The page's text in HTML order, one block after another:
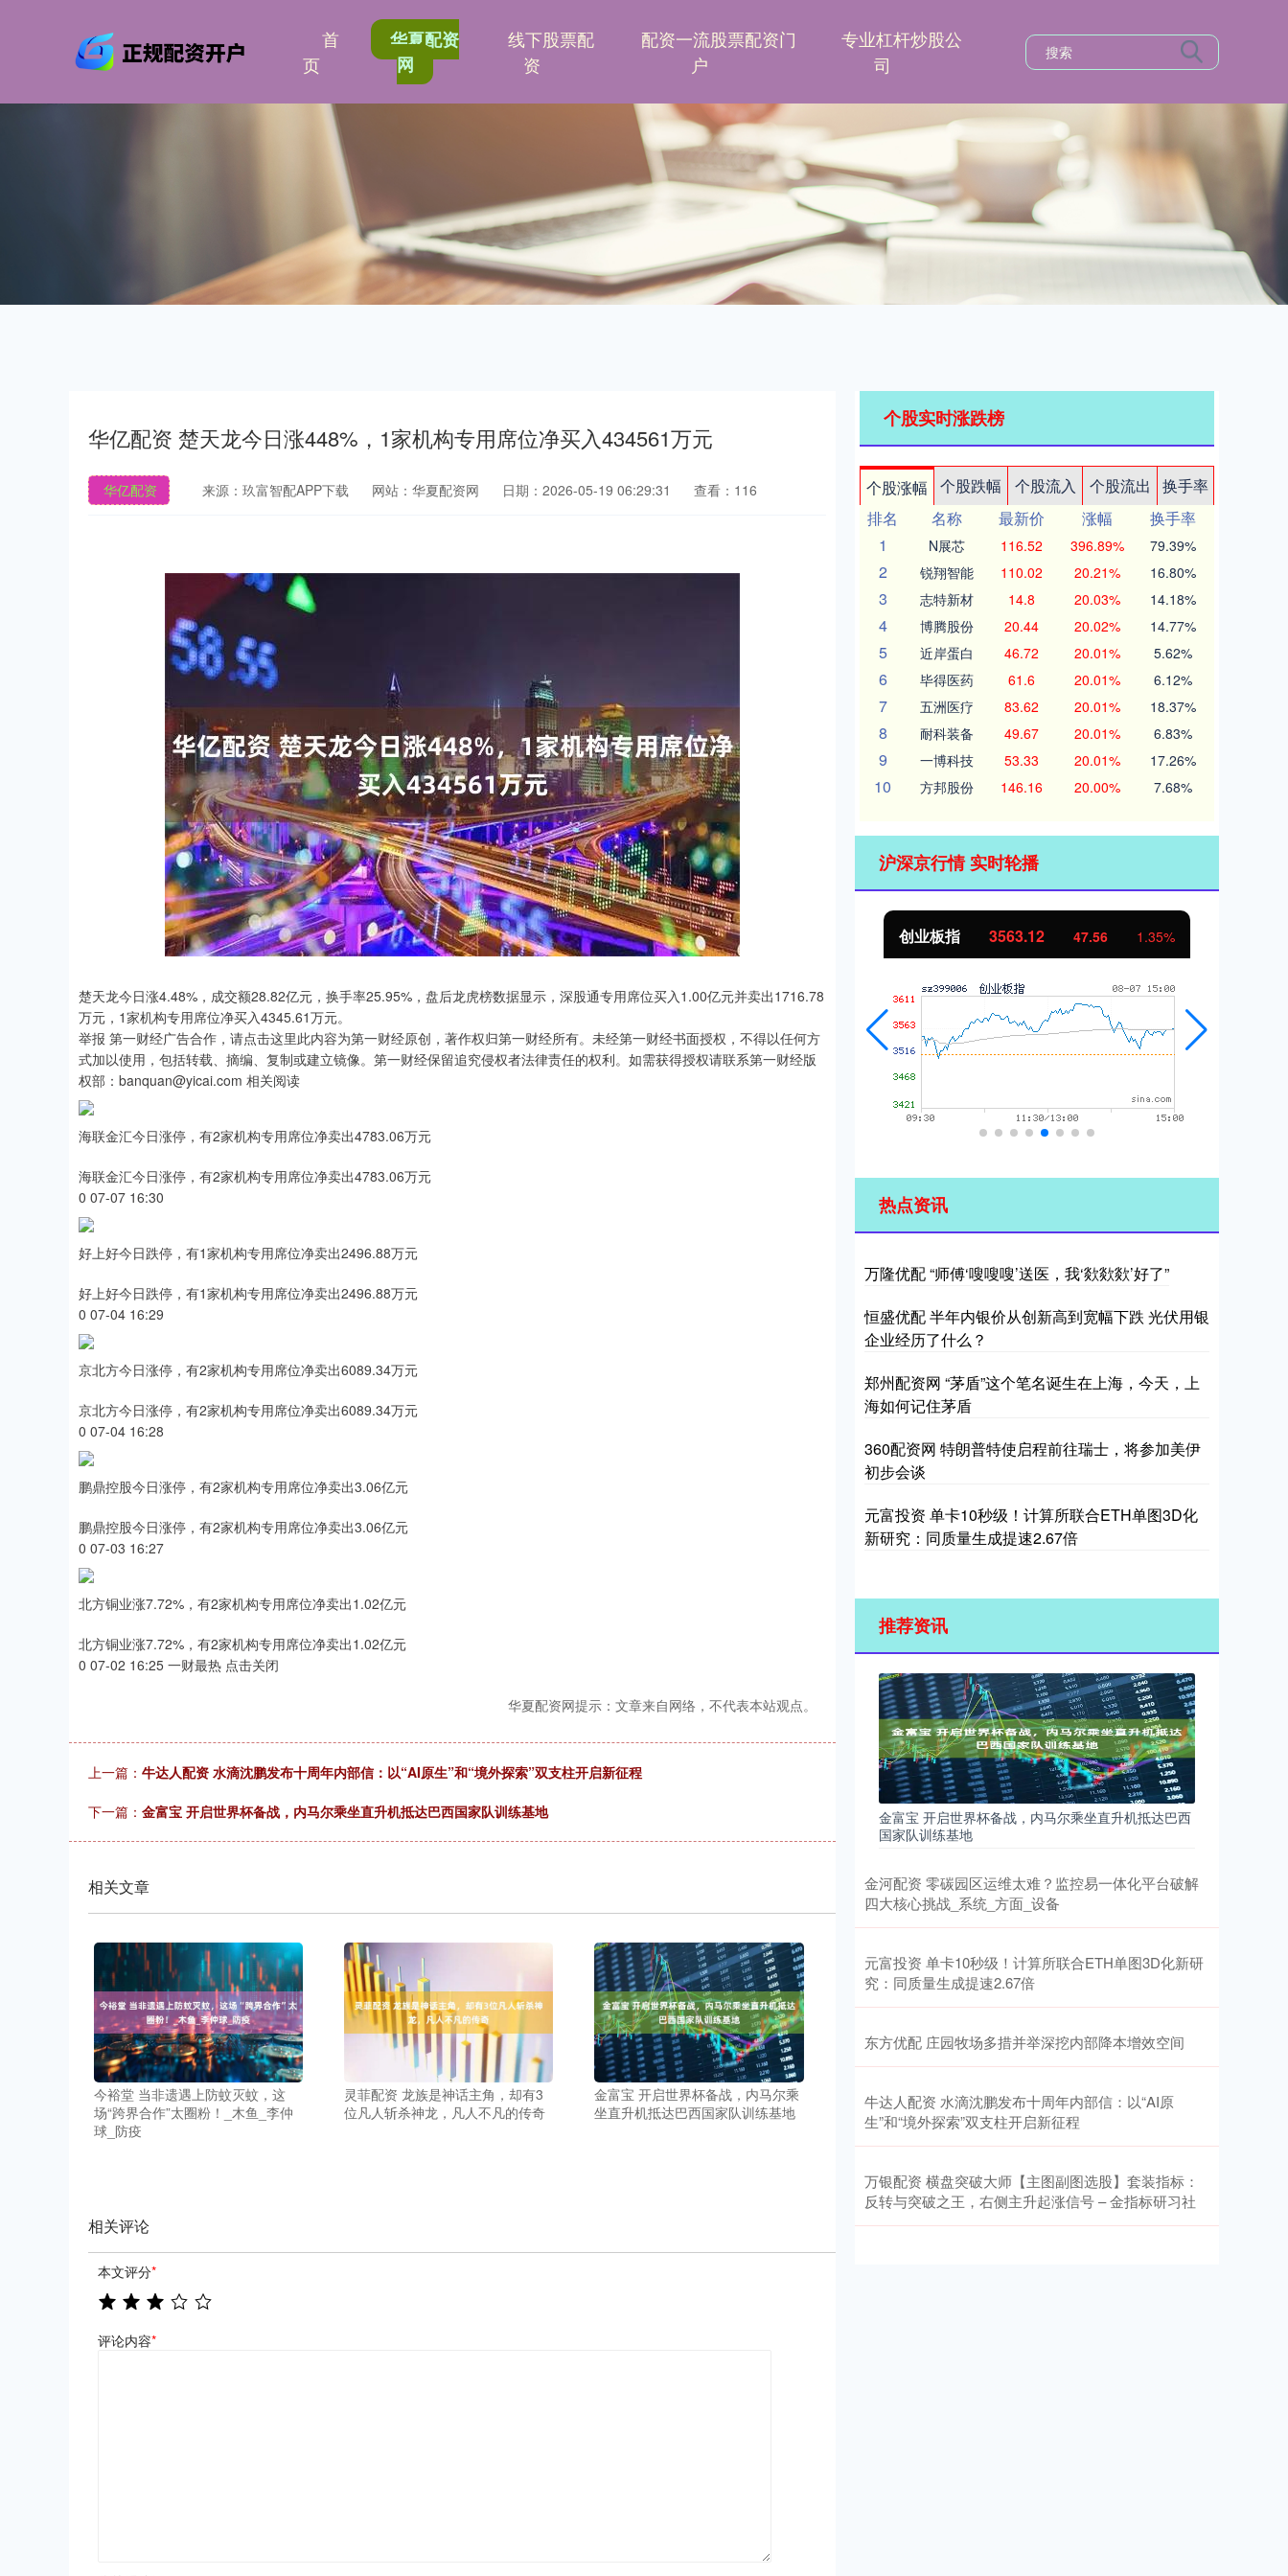
首
页
华夏配资
网
线下股票配
资
配资一流股票配资门
户
专业杠杆炒股公
司
华亿配资 楚天龙今日涨448%，1家机构专用席位净买入434561万元
华亿配资 来源：玖富智配APP下载 网站：华夏配资网 日期：2026-05-19 06:29:31 查看：116
楚天龙今日涨4.48%，成交额28.82亿元，换手率25.95%，盘后龙虎榜数据显示，深股通专用席位买入1.00亿元并卖出1716.78
万元，1家机构专用席位净买入4345.61万元。
举报 第一财经广告合作，请点击这里此内容为第一财经原创，著作权归第一财经所有。未经第一财经书面授权，不得以任何方
式加以使用，包括转载、摘编、复制或建立镜像。第一财经保留追究侵权者法律责任的权利。如需获得授权请联系第一财经版
权部：banquan@yicai.com 相关阅读
海联金汇今日涨停，有2家机构专用席位净卖出4783.06万元
海联金汇今日涨停，有2家机构专用席位净卖出4783.06万元
0 07-07 16:30
好上好今日跌停，有1家机构专用席位净卖出2496.88万元
好上好今日跌停，有1家机构专用席位净卖出2496.88万元
0 07-04 16:29
京北方今日涨停，有2家机构专用席位净卖出6089.34万元
京北方今日涨停，有2家机构专用席位净卖出6089.34万元
0 07-04 16:28
鹏鼎控股今日涨停，有2家机构专用席位净卖出3.06亿元
鹏鼎控股今日涨停，有2家机构专用席位净卖出3.06亿元
0 07-03 16:27
北方铜业涨7.72%，有2家机构专用席位净卖出1.02亿元
北方铜业涨7.72%，有2家机构专用席位净卖出1.02亿元
0 07-02 16:25 一财最热 点击关闭
华夏配资网提示：文章来自网络，不代表本站观点。
上一篇： 牛达人配资 水滴沈鹏发布十周年内部信：以“AI原生”和“境外探索”双支柱开启新征程
下一篇： 金富宝 开启世界杯备战，内马尔乘坐直升机抵达巴西国家队训练基地
相关文章
今裕堂 当非遗遇上防蚊灭蚊，这
场“跨界合作”太圈粉！_木鱼_李仲
球_防疫
灵菲配资 龙族是神话主角，却有3
位凡人斩杀神龙，凡人不凡的传奇
金富宝 开启世界杯备战，内马尔乘
坐直升机抵达巴西国家队训练基地
相关评论
本文评分*
评论内容*
个股实时涨跌榜
个股涨幅 个股跌幅 个股流入 个股流出
换手率
排名
名称 最新价 涨幅
换手率
1
N展芯 116.52 396.89% 79.39%
2 锐翔智能 110.02 20.21% 16.80%
3 志特新材 14.8 20.03% 14.18%
4 博腾股份 20.44 20.02% 14.77%
5 近岸蛋白 46.72 20.01% 5.62%
6 毕得医药 61.6 20.01% 6.12%
7 五洲医疗 83.62 20.01% 18.37%
8 耐科装备 49.67 20.01% 6.83%
9 一博科技 53.33 20.01% 17.26%
10 方邦股份 146.16 20.00% 7.68%
沪深京行情 实时轮播
沪深300 4694.44 43.13 0.93% 北证50 1134.24 11.37 创业板指 3563.12 47.56 1.35%
热点资讯
万隆优配 “师傅‘嗖嗖嗖’送医，我‘欻欻欻’好了”
恒盛优配 半年内银价从创新高到宽幅下跌 光伏用银
企业经历了什么？
郑州配资网 “茅盾”这个笔名诞生在上海，今天，上
海如何记住茅盾
360配资网 特朗普特使启程前往瑞士，将参加美伊
初步会谈
元富投资 单卡10秒级！计算所联合ETH单图3D化
新研究：同质量生成提速2.67倍
推荐资讯
金富宝 开启世界杯备战，内马尔乘坐直升机抵达巴西
国家队训练基地
金河配资 零碳园区运维太难？监控易一体化平台破解
四大核心挑战_系统_方面_设备
元富投资 单卡10秒级！计算所联合ETH单图3D化新研
究：同质量生成提速2.67倍
东方优配 庄园牧场多措并举深挖内部降本增效空间
牛达人配资 水滴沈鹏发布十周年内部信：以“AI原
生”和“境外探索”双支柱开启新征程
万银配资 横盘突破大师【主图副图选股】套装指标：
反转与突破之王，右侧主升起涨信号 – 金指标研习社